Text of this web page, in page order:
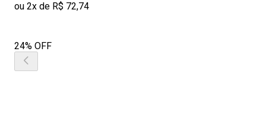
ou 2x de R$ 72,74
24% OFF